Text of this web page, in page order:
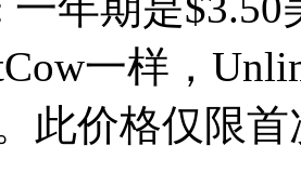
一样，
此价格仅限